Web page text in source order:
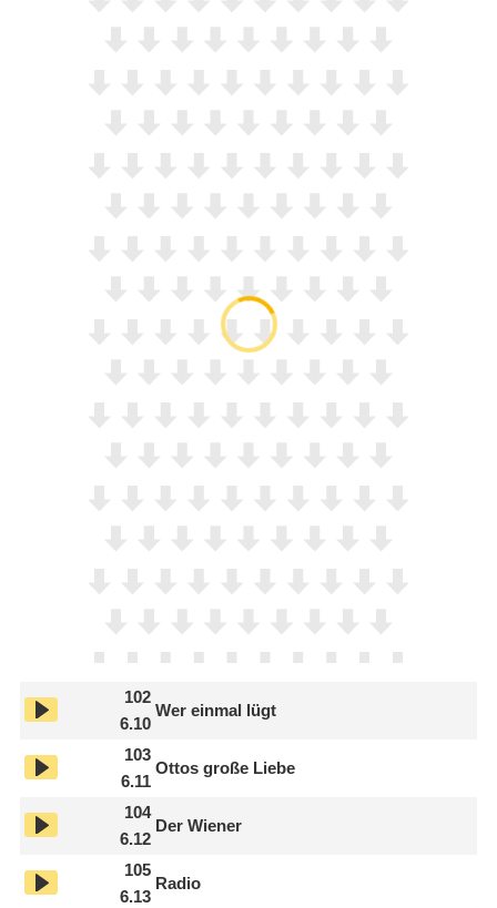
102
6.10
Wer einmal lügt
103
6.11
Ottos große Liebe
104
6.12
Der Wiener
105
6.13
Radio